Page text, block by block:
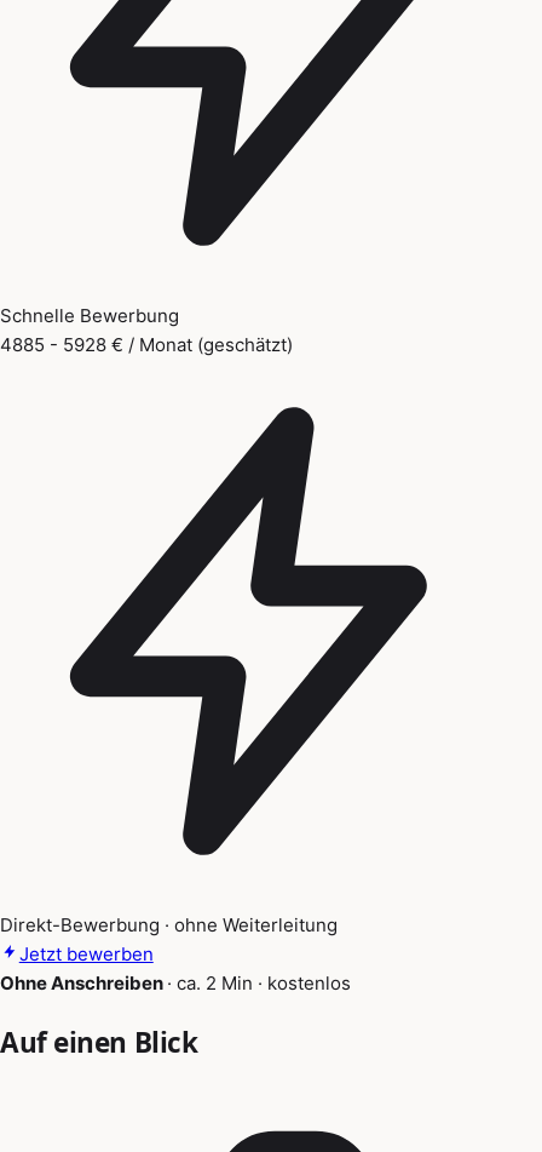
Schnelle Bewerbung
4885 - 5928 € / Monat (geschätzt)
Direkt-Bewerbung · ohne Weiterleitung
Jetzt bewerben
Ohne Anschreiben · ca. 2 Min · kostenlos
Auf einen Blick